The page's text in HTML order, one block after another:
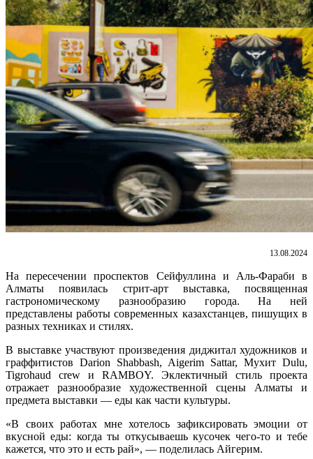
13.08.2024
На пересечении проспектов Сейфуллина и Аль-Фараби в
Алматы появилась стрит-арт выставка, посвященная
гастрономическому разнообразию города. На ней
представлены работы современных казахстанцев, пишущих в
разных техниках и стилях.
В выставке участвуют произведения диджитал художников и
граффитистов Darion Shabbash, Aigerim Sattar, Мухит Dulu,
Tigrohaud crew и RAMBOY. Эклектичный стиль проекта
отражает разнообразие художественной сцены Алматы и
предмета выставки — еды как части культуры.
«В своих работах мне хотелось зафиксировать эмоции от
вкусной еды: когда ты откусываешь кусочек чего-то и тебе
кажется, что это и есть рай», — поделилась Айгерим.